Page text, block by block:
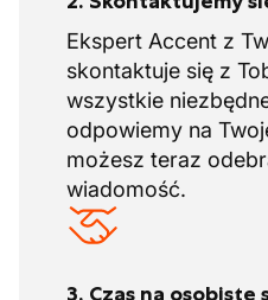
Ekspert Accent z
skontaktuje się z
wszystkie
odpowiemy na
możesz teraz
wiadomość.
3. Czas na osobiste